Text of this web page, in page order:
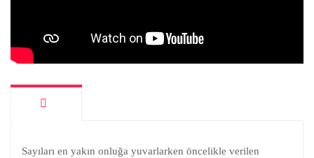
Sayıları en yakın onluğa yuvarlarken öncelikle verilen